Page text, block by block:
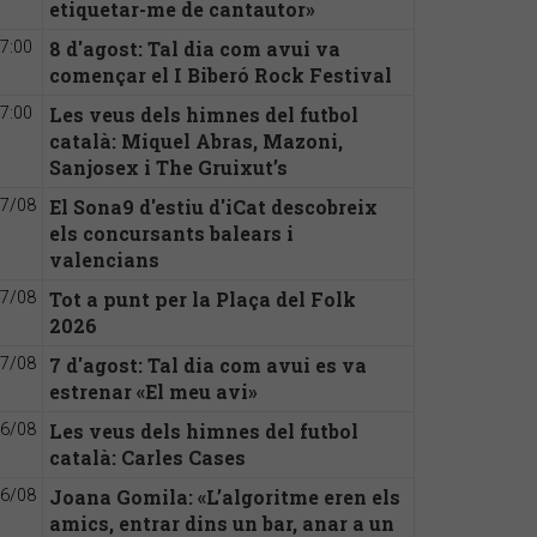
etiquetar-me de cantautor»
8 d'agost: Tal dia com avui va
començar el I Biberó Rock Festival
Les veus dels himnes del futbol
català: Miquel Abras, Mazoni,
Sanjosex i The Gruixut’s
08
El Sona9 d'estiu d'iCat descobreix
els concursants balears i
valencians
08
Tot a punt per la Plaça del Folk
2026
08
7 d'agost: Tal dia com avui es va
estrenar «El meu avi»
08
Les veus dels himnes del futbol
català: Carles Cases
08
Joana Gomila: «L’algoritme eren els
amics, entrar dins un bar, anar a un